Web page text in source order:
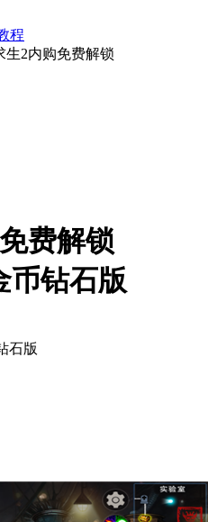
程
生2内购免费解锁
费解锁
币钻石版
石版